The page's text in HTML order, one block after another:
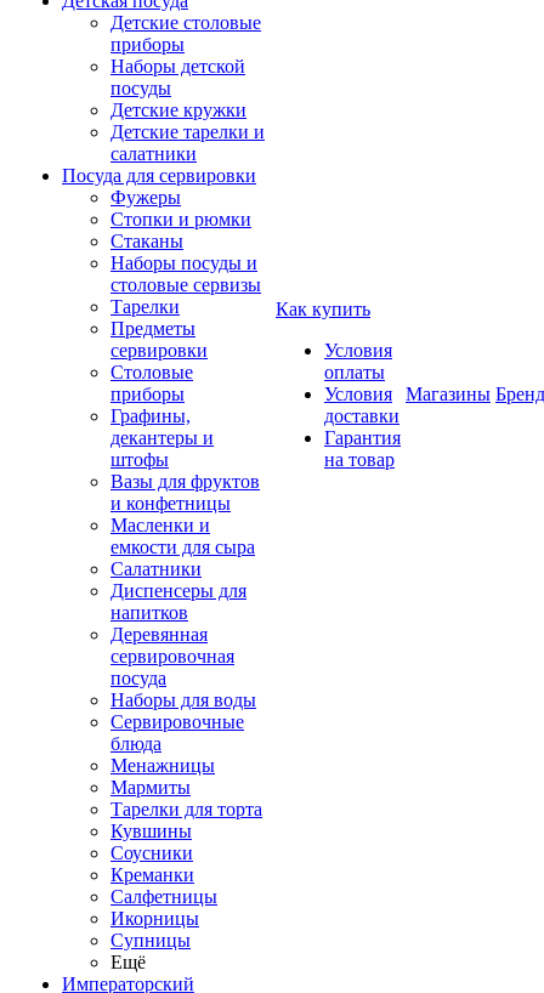
Детские столовые
приборы
Наборы детской
посуды
Детские кружки
Детские тарелки и
салатники
Посуда для сервировки
Фужеры
Стопки и рюмки
Стаканы
Наборы посуды и
столовые сервизы
Тарелки
Предметы
сервировки
Столовые
приборы
Графины,
декантеры и
штофы
Вазы для фруктов
и конфетницы
Масленки и
емкости для сыра
Салатники
Диспенсеры для
напитков
Деревянная
сервировочная
посуда
Наборы для воды
Сервировочные
блюда
Менажницы
Мармиты
Тарелки для торта
Кувшины
Соусники
Креманки
Салфетницы
Икорницы
Супницы
Ещё
Императорский
Как купить
Условия
оплаты
Условия
доставки
Гарантия
на товар
Магазины